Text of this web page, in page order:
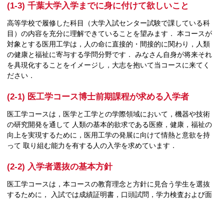
(1-3) 千葉大学入学までに身に付けて欲しいこと
高等学校で履修した科目（大学入試センター試験で課している科
目）の内容を充分に理解できていることを望みます． 本コースが
対象とする医用工学は，人の命に直接的・間接的に関わり，人類
の健康と福祉に寄与する学問分野です． みなさん自身が将来それ
を具現化することをイメージし，大志を抱いて当コースに来てく
ださい．
(2-1) 医工学コース博士前期課程が求める入学者
医工学コースは，医学と工学との学際領域において，機器や技術
の研究開発を通して 人類の基本的欲求である医療，健康，福祉の
向上を実現するために，医用工学の発展に向けて情熱と意欲を持
って 取り組む能力を有する人の入学を求めています．
(2-2) 入学者選抜の基本方針
医工学コースは，本コースの教育理念と方針に見合う学生を選抜
するために， 入試では成績証明書，口頭試問，学力検査および面